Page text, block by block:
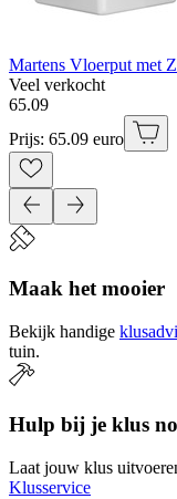
Martens Vloerput met
Veel verkocht
65.09
Prijs: 65.09 euro
Maak het mooier
Bekijk handige
tuin.
Hulp bij je klus
Laat jouw klus
Klusservice